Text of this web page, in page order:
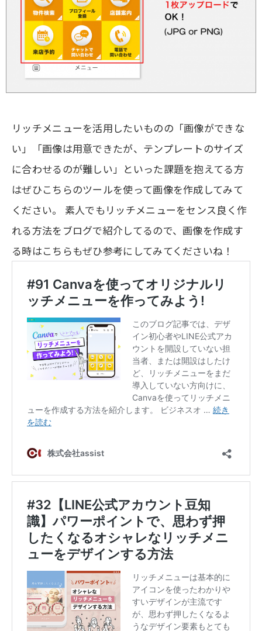
リッチメニューを活用したいものの「画像ができな
い」「画像は用意できたが、テンプレートのサイズ
に合わせるのが難しい」といった課題を抱えてる方
はぜひこちらのツールを使って画像を作成してみて
ください。
素人でもリッチメニューをセンス良く作
れる方法をブログで紹介してるので、画像を作成す
る時はこちらもぜひ参考にしてみてくださいね！